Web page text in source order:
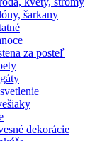
šarkany
za posteľ
dekorácie